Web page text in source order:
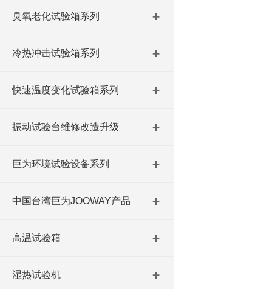
臭氧老化试验箱系列
冷热冲击试验箱系列
快速温度变化试验箱系列
振动试验台维修改造升级
巨为环境试验设备系列
中国台湾巨为JOOWAY产品
高温试验箱
湿热试验机